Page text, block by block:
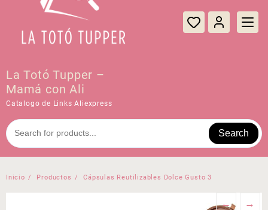
La Totó Tupper –
Mamá con Ali
Catalogo de Links Aliexpress
Search
Inicio Productos Cápsulas Reutilizables Dolce Gusto 3
← →